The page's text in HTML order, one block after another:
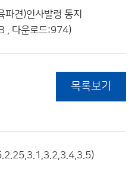
견)인사발령 통지
, 다운로드:974)
목록보기